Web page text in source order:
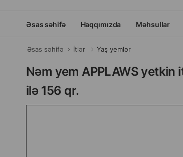
Əsas səhifə Haqqımızda Məhsullar
Əsas səhifə İtlər Yaş yemlər
Nəm yem APPLAWS
ilə 156 qr.